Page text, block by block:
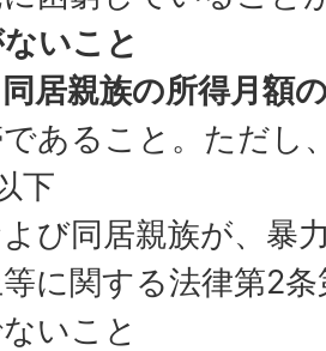
いこと
同居親族の所得月額
あること。ただし
下
び同居親族が、暴
に関する法律第2
いこと